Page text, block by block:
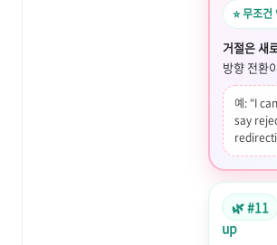
⭐ 무조건
거절은 새
방향 전환
예: “I
say
🌿 #11
up